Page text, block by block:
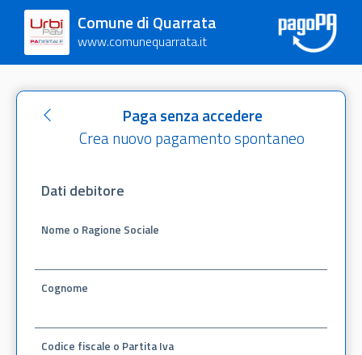
Comune di Quarrata
www.comunequarrata.it
Paga senza accedere
Crea nuovo pagamento spontaneo
Dati debitore
Nome o Ragione Sociale
Cognome
Codice fiscale o Partita Iva